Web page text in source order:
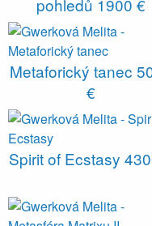
pohledů 1900 €
Metaforický tanec
€
Spirit of Ecstasy